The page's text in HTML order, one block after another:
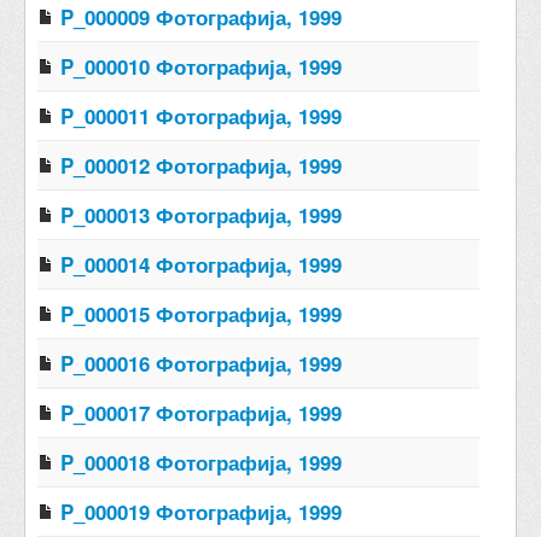
P_000009 Фотографија, 1999
P_000010 Фотографија, 1999
P_000011 Фотографија, 1999
P_000012 Фотографија, 1999
P_000013 Фотографија, 1999
P_000014 Фотографија, 1999
P_000015 Фотографија, 1999
P_000016 Фотографија, 1999
P_000017 Фотографија, 1999
P_000018 Фотографија, 1999
P_000019 Фотографија, 1999